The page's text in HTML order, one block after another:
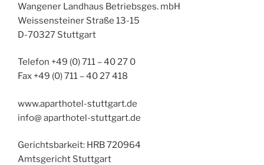
Wangener Landhaus Betriebsges. mbH
Weissensteiner Straße 13-15
D-70327 Stuttgart
Telefon +49 (0) 711 – 40 27 0
Fax +49 (0) 711 – 40 27 418
www.aparthotel-stuttgart.de
info@ aparthotel-stuttgart.de
Gerichtsbarkeit: HRB 720964
Amtsgericht Stuttgart